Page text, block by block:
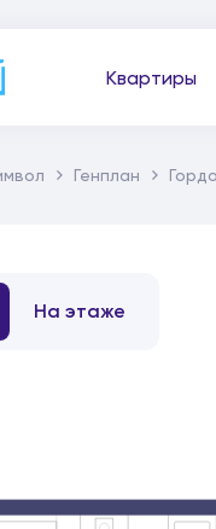
Квартиры
Генплан
На этаже